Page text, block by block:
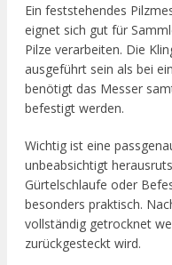
Ein feststehendes
eignet sich gut für
Pilze verarbeiten. Die
ausgeführt sein als bei
benötigt das Messer
befestigt werden.
Wichtig ist eine
unbeabsichtigt
Gürtelschlaufe oder
besonders praktisch.
vollständig getrocknet
zurückgesteckt wird.